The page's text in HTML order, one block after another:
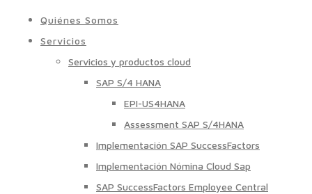
Quiénes Somos
Servicios
Servicios y productos cloud
SAP S/4 HANA
EPI-US4HANA
Assessment SAP S/4HANA
Implementación SAP SuccessFactors
Implementación Nómina Cloud Sap
SAP SuccessFactors Employee Central